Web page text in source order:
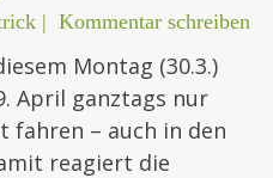
| Kommentar schreiben
Montag (30.3.)
April ganztags nur
fahren – auch in den
reagiert die